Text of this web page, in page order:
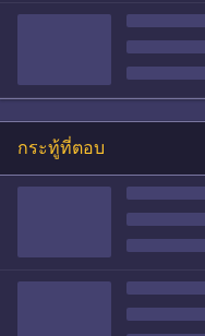
กระทู้ที่ตอบ